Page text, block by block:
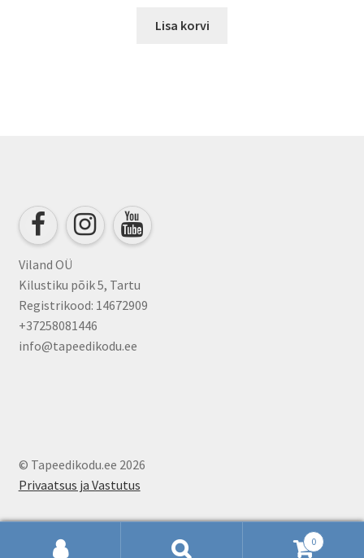
Lisa korvi
Viland OÜ
Kilustiku põik 5, Tartu
Registrikood: 14672909
+37258081446
info@tapeedikodu.ee
© Tapeedikodu.ee 2026
Privaatsus ja Vastutus
0